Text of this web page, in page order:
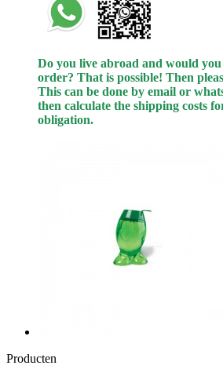
Do you live abroad and would
order? That is possible! Then
This can be done by email or
then calculate the shipping costs
obligation.
Producten